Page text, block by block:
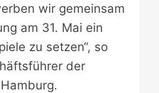
wir gemeinsam
am 31. Mai ein
zu setzen“, so
der